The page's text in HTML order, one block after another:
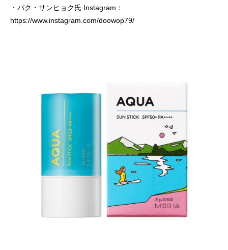
・パク・サンヒョク氏 Instagram：
https://www.instagram.com/doowop79/